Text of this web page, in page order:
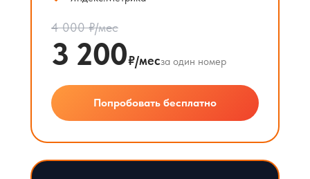
4 000 ₽/мес
3 200₽/месза один номер
Попробовать бесплатно